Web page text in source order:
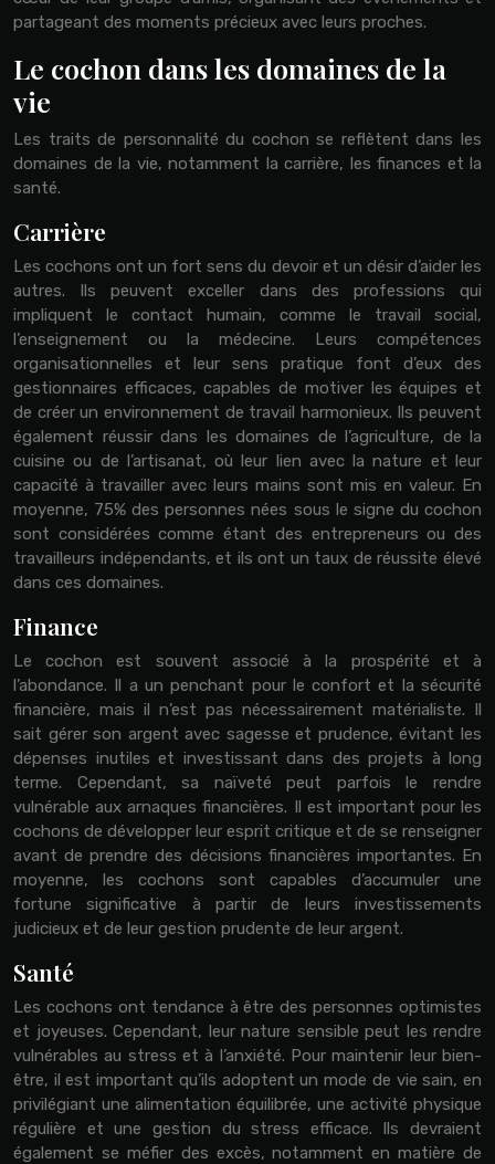
partageant des moments précieux avec leurs proches.
Le cochon dans les domaines de la
vie
Les traits de personnalité du cochon se reflètent dans les
domaines de la vie, notamment la carrière, les finances et la
santé.
Carrière
Les cochons ont un fort sens du devoir et un désir d’aider les
autres. Ils peuvent exceller dans des professions qui
impliquent le contact humain, comme le travail social,
l’enseignement ou la médecine. Leurs compétences
organisationnelles et leur sens pratique font d’eux des
gestionnaires efficaces, capables de motiver les équipes et
de créer un environnement de travail harmonieux. Ils peuvent
également réussir dans les domaines de l’agriculture, de la
cuisine ou de l’artisanat, où leur lien avec la nature et leur
capacité à travailler avec leurs mains sont mis en valeur. En
moyenne, 75% des personnes nées sous le signe du cochon
sont considérées comme étant des entrepreneurs ou des
travailleurs indépendants, et ils ont un taux de réussite élevé
dans ces domaines.
Finance
Le cochon est souvent associé à la prospérité et à
l’abondance. Il a un penchant pour le confort et la sécurité
financière, mais il n’est pas nécessairement matérialiste. Il
sait gérer son argent avec sagesse et prudence, évitant les
dépenses inutiles et investissant dans des projets à long
terme. Cependant, sa naïveté peut parfois le rendre
vulnérable aux arnaques financières. Il est important pour les
cochons de développer leur esprit critique et de se renseigner
avant de prendre des décisions financières importantes. En
moyenne, les cochons sont capables d’accumuler une
fortune significative à partir de leurs investissements
judicieux et de leur gestion prudente de leur argent.
Santé
Les cochons ont tendance à être des personnes optimistes
et joyeuses. Cependant, leur nature sensible peut les rendre
vulnérables au stress et à l’anxiété. Pour maintenir leur bien-
être, il est important qu’ils adoptent un mode de vie sain, en
privilégiant une alimentation équilibrée, une activité physique
régulière et une gestion du stress efficace. Ils devraient
également se méfier des excès, notamment en matière de